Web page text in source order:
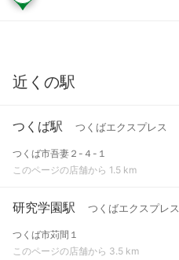
近くの駅
つくば駅 つくばエクスプレス
つくば市吾妻２-４-１
このページの店舗から 1.5 km
研究学園駅 つくばエクスプレス
つくば市苅間１
このページの店舗から 3.5 km